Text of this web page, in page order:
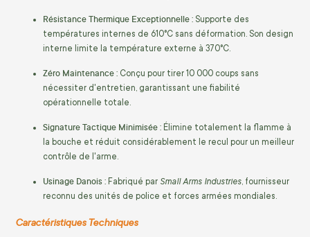
Résistance Thermique Exceptionnelle : Supporte des
températures internes de 610°C sans déformation. Son design
interne limite la température externe à 370°C.
Zéro Maintenance : Conçu pour tirer 10 000 coups sans
nécessiter d'entretien, garantissant une fiabilité
opérationnelle totale.
Signature Tactique Minimisée : Élimine totalement la flamme à
la bouche et réduit considérablement le recul pour un meilleur
contrôle de l'arme.
Usinage Danois : Fabriqué par Small Arms Industries , fournisseur
reconnu des unités de police et forces armées mondiales.
Caractéristiques Techniques